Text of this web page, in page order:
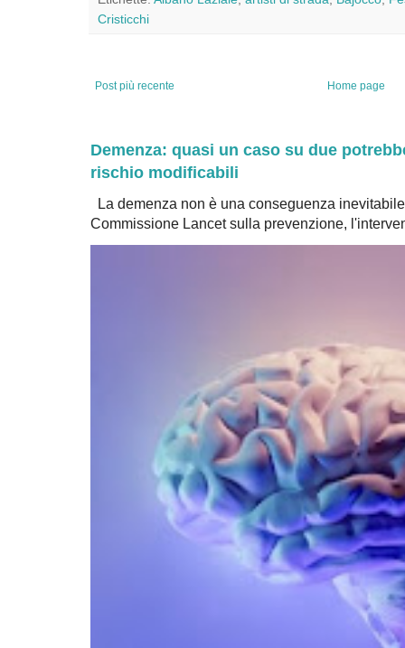
Cristicchi
Post più recente Home page
Demenza: quasi un caso su due
rischio modificabili
La demenza non è una conseguenza
Commissione Lancet sulla prevenzione,